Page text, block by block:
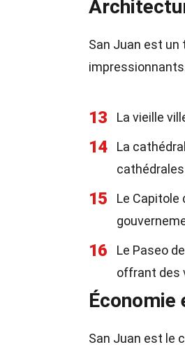
San Juan est
13 La vieille
14
La
15
Le Capitole
16
Le Paseo
offrant des
Économie
San Juan est le